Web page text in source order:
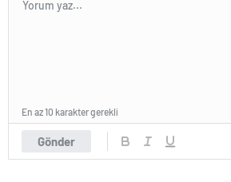
Gönder
En az 10 karakter gerekli